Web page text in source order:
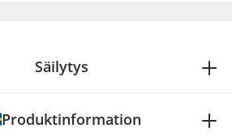
Säilytys
Produktinformation